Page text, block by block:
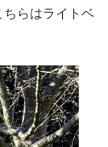
らはライトベ